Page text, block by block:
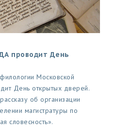
проводит День
Московской
День открытых дверей.
об организации
магистратуры по
словесность».